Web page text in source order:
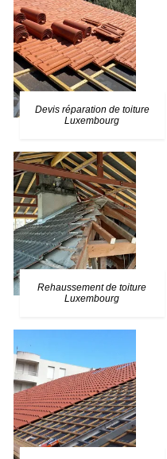
Devis réparation de toiture
Luxembourg
Rehaussement de toiture
Luxembourg